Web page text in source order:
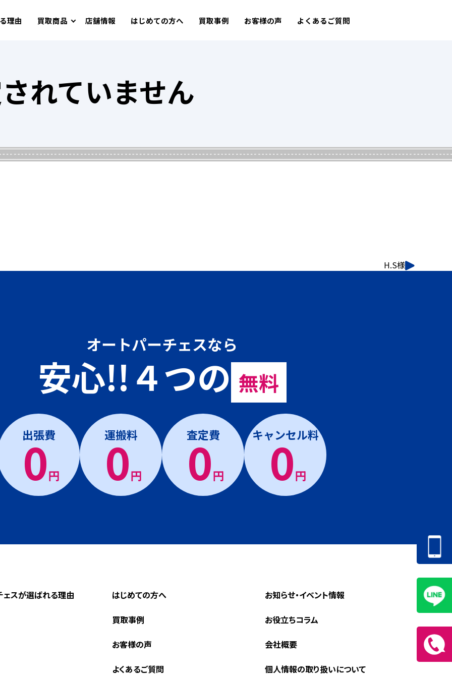
理由 買取商品 店舗情報 はじめての方へ 買取事例 お客様の声 よくあるご質問
れていません
H.S様
オートパーチェスなら
安心!!４つの 無料
出張費
0円
運搬料
0円
査定費
0円
キャンセル料
0円
ェスが選ばれる理由 はじめての方へ
買取事例
お客様の声
よくあるご質問
お知らせ・イベント情報
お役立ちコラム
会社概要
個人情報の取り扱いについて